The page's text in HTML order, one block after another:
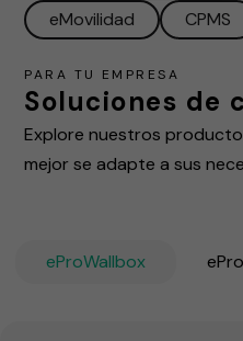
eMovilidad
CPMS
PARA TU EMPRESA
Soluciones de
Explore nuestros
mejor se adapte a sus
eProWallbox